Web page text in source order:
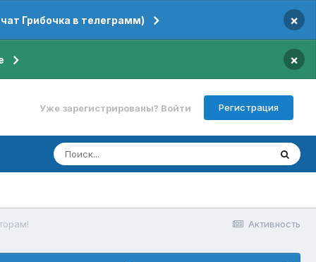
Грибочка в телеграмм) ×
×
Уже зарегистрированы? Войти Регистрация
Активность